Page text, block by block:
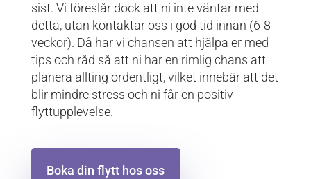
sist. Vi föreslår dock att ni inte väntar med
detta, utan kontaktar oss i god tid innan (6-8
veckor). Då har vi chansen att hjälpa er med
tips och råd så att ni har en rimlig chans att
planera allting ordentligt, vilket innebär att det
blir mindre stress och ni får en positiv
flyttupplevelse.
Boka din flytt hos oss